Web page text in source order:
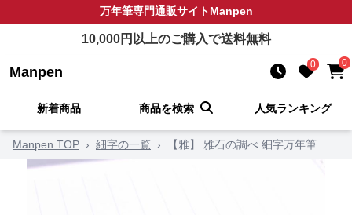
万年筆専門通販サイトManpen
10,000円以上のご購入で送料無料
Manpen 0 0
新着商品 商品を検索 人気ランキング
Manpen TOP › 細字の一覧 › 【雅】 雅石の調べ 細字万年筆